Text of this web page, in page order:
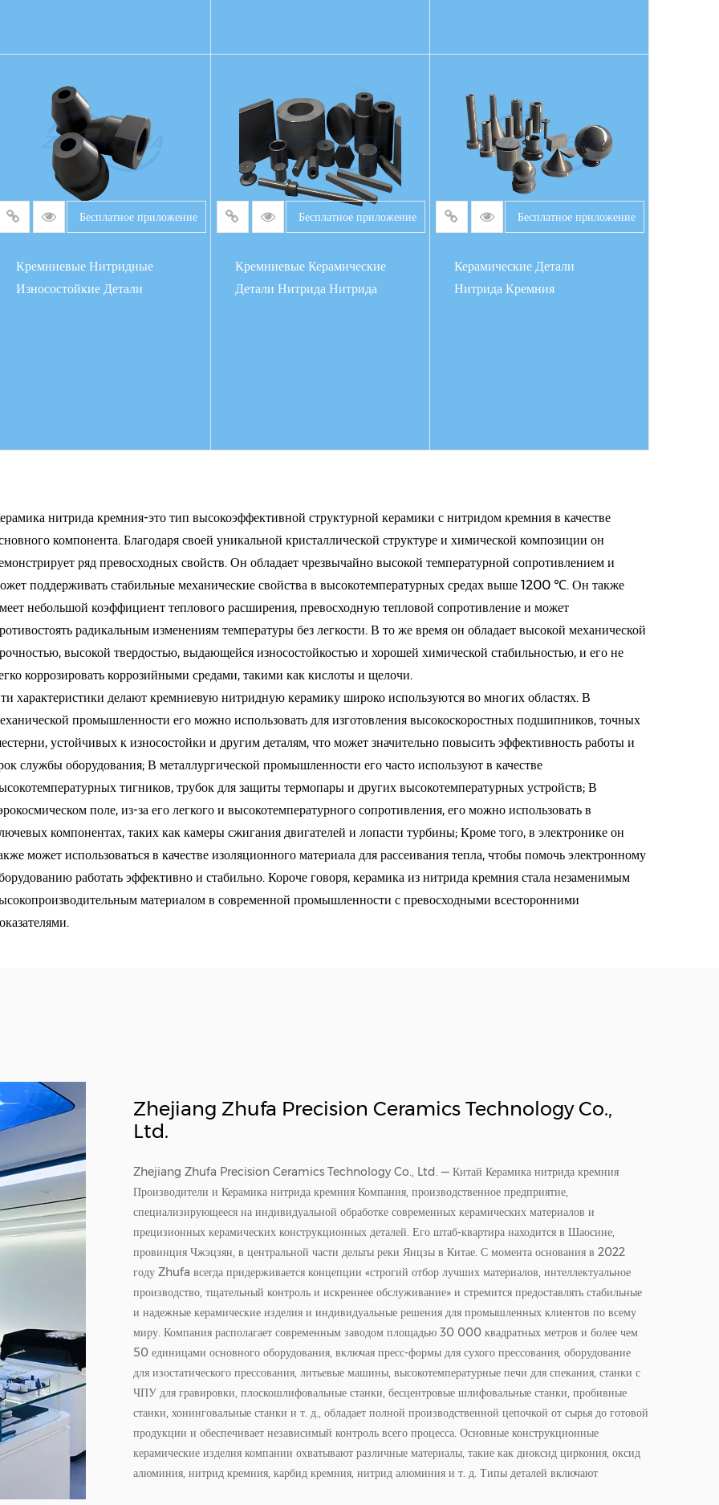
Бесплатное приложение
Кремниевые Нитридные
Износостойкие Детали
Бесплатное приложение
Кремниевые Керамические
Детали Нитрида Нитрида
Бесплатное приложение
Керамические Детали
Нитрида Кремния
нитрида кремния-это тип высокоэффективной структурной керамики с нитридом кремния в качестве
компонента. Благодаря своей уникальной кристаллической структуре и химической композиции он
ряд превосходных свойств. Он обладает чрезвычайно высокой температурной сопротивлением и
поддерживать стабильные механические свойства в высокотемпературных средах выше 1200 ℃. Он также
небольшой коэффициент теплового расширения, превосходную тепловой сопротивление и может
радикальным изменениям температуры без легкости. В то же время он обладает высокой механической
высокой твердостью, выдающейся износостойкостью и хорошей химической стабильностью, и его не
коррозировать коррозийными средами, такими как кислоты и щелочи.
характеристики делают кремниевую нитридную керамику широко используются во многих областях. В
промышленности его можно использовать для изготовления высокоскоростных подшипников, точных
устойчивых к износостойки и другим деталям, что может значительно повысить эффективность работы и
службы оборудования; В металлургической промышленности его часто используют в качестве
тигников, трубок для защиты термопары и других высокотемпературных устройств; В
поле, из-за его легкого и высокотемпературного сопротивления, его можно использовать в
компонентах, таких как камеры сжигания двигателей и лопасти турбины; Кроме того, в электронике он
может использоваться в качестве изоляционного материала для рассеивания тепла, чтобы помочь электронному
работать эффективно и стабильно. Короче говоря, керамика из нитрида кремния стала незаменимым
материалом в современной промышленности с превосходными всесторонними
Zhejiang Zhufa Precision Ceramics Technology Co.,
Ltd.
Zhejiang Zhufa Precision Ceramics Technology Co., Ltd. — Китай Керамика нитрида кремния
Производители и Керамика нитрида кремния Компания, производственное предприятие,
специализирующееся на индивидуальной обработке современных керамических материалов и
прецизионных керамических конструкционных деталей. Его штаб-квартира находится в Шаосине,
провинция Чжэцзян, в центральной части дельты реки Янцзы в Китае. С момента основания в 2022
году Zhufa всегда придерживается концепции «строгий отбор лучших материалов, интеллектуальное
производство, тщательный контроль и искреннее обслуживание» и стремится предоставлять стабильные
и надежные керамические изделия и индивидуальные решения для промышленных клиентов по всему
миру. Компания располагает современным заводом площадью 30 000 квадратных метров и более чем
50 единицами основного оборудования, включая пресс-формы для сухого прессования, оборудование
для изостатического прессования, литьевые машины, высокотемпературные печи для спекания, станки с
ЧПУ для гравировки, плоскошлифовальные станки, бесцентровые шлифовальные станки, пробивные
станки, хонинговальные станки и т. д., обладает полной производственной цепочкой от сырья до готовой
продукции и обеспечивает независимый контроль всего процесса. Основные конструкционные
керамические изделия компании охватывают различные материалы, такие как диоксид циркония, оксид
алюминия, нитрид кремния, карбид кремния, нитрид алюминия и т. д. Типы деталей включают